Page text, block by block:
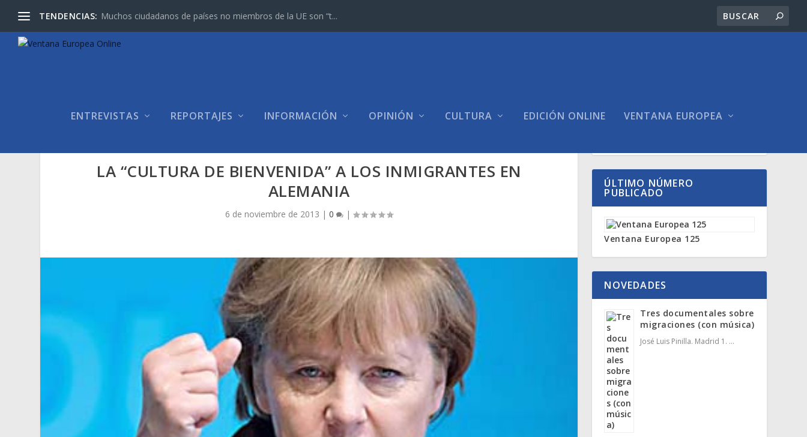
TENDENCIAS: Muchos ciudadanos de países no miembros de la UE son “t...
ENTREVISTAS REPORTAJES INFORMACIÓN OPINIÓN CULTURA EDICIÓN ONLINE VENTANA EUROPEA
LA “CULTURA DE BIENVENIDA” A LOS INMIGRANTES EN
ALEMANIA
6 de noviembre de 2013 |0 |
ÚLTIMO NÚMERO
PUBLICADO
Ventana Europea 125
NOVEDADES
Tres documentales sobre
migraciones (con música)
José Luis Pinilla. Madrid 1. …